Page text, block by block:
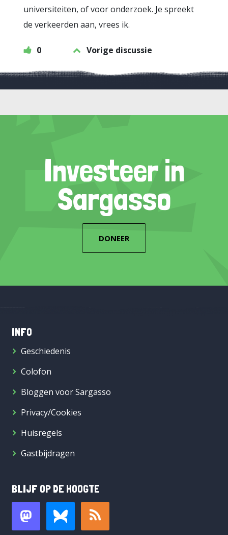
universiteiten, of voor onderzoek. Je spreekt
de verkeerden aan, vrees ik.
0 Vorige discussie
Investeer in
Sargasso
DONEER
INFO
Geschiedenis
Colofon
Bloggen voor Sargasso
Privacy/Cookies
Huisregels
Gastbijdragen
BLIJF OP DE HOOGTE